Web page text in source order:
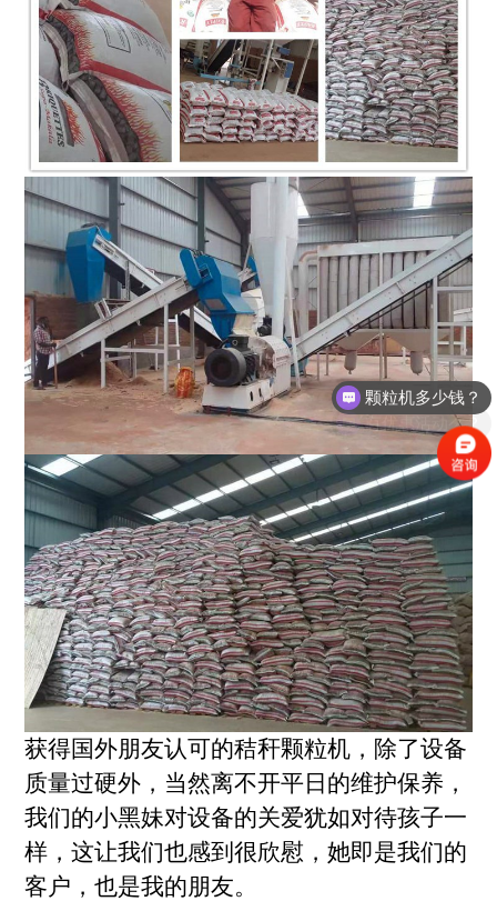
获得国外朋友认可的秸秆颗粒机，除了设备
质量过硬外，当然离不开平日的维护保养，
我们的小黑妹对设备的关爱犹如对待孩子一
样，这让我们也感到很欣慰，她即是我们的
客户，也是我的朋友。
颗粒机多少钱？
有优惠活动么？